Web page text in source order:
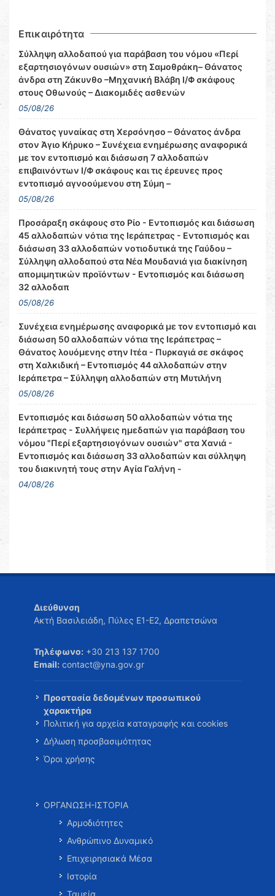
Επικαιρότητα
Σύλληψη αλλοδαπού για παράβαση του νόμου «Περί
εξαρτησιογόνων ουσιών» στη Σαμοθράκη– Θάνατος
άνδρα στη Ζάκυνθο –Μηχανική Βλάβη Ι/Φ σκάφους
στους Οθωνούς – Διακομιδές ασθενών
05/08/26
Θάνατος γυναίκας στη Χερσόνησο – Θάνατος άνδρα
στον Άγιο Κήρυκο – Συνέχεια ενημέρωσης αναφορικά
με τον εντοπισμό και διάσωση 7 αλλοδαπών
επιβαινόντων Ι/Φ σκάφους και τις έρευνες προς
εντοπισμό αγνοούμενου στη Σύμη –
05/08/26
Προσάραξη σκάφους στο Ρίο - Εντοπισμός και διάσωση
45 αλλοδαπών νότια της Ιεράπετρας - Εντοπισμός και
διάσωση 33 αλλοδαπών νοτιοδυτικά της Γαύδου –
Σύλληψη αλλοδαπού στα Νέα Μουδανιά για διακίνηση
απομιμητικών προϊόντων - Εντοπισμός και διάσωση
32 αλλοδαπ
05/08/26
Συνέχεια ενημέρωσης αναφορικά με τον εντοπισμό και
διάσωση 50 αλλοδαπών νότια της Ιεράπετρας –
Θάνατος λουόμενης στην Ιτέα - Πυρκαγιά σε σκάφος
στη Χαλκιδική – Εντοπισμός 44 αλλοδαπών στην
Ιεράπετρα – Σύλληψη αλλοδαπών στη Μυτιλήνη
05/08/26
Εντοπισμός και διάσωση 50 αλλοδαπών νότια της
Ιεράπετρας - Συλλήψεις ημεδαπών για παράβαση του
νόμου "Περί εξαρτησιογόνων ουσιών" στα Χανιά -
Εντοπισμός και διάσωση 33 αλλοδαπών και σύλληψη
του διακινητή τους στην Αγία Γαλήνη -
04/08/26
Διεύθυνση
Ακτή Βασιλειάδη, Πύλες Ε1-Ε2, Δραπετσώνα
Τηλέφωνο: +30 213 137 1700
Email: contact@yna.gov.gr
Προστασία δεδομένων προσωπικού
χαρακτήρα
Πολιτική για αρχεία καταγραφής και cookies
Δήλωση προσβασιμότητας
Όροι χρήσης
ΟΡΓΑΝΩΣΗ-ΙΣΤΟΡΙΑ
Αρμοδιότητες
Ανθρώπινο Δυναμικό
Επιχειρησιακά Μέσα
Ιστορία
Ταμεία